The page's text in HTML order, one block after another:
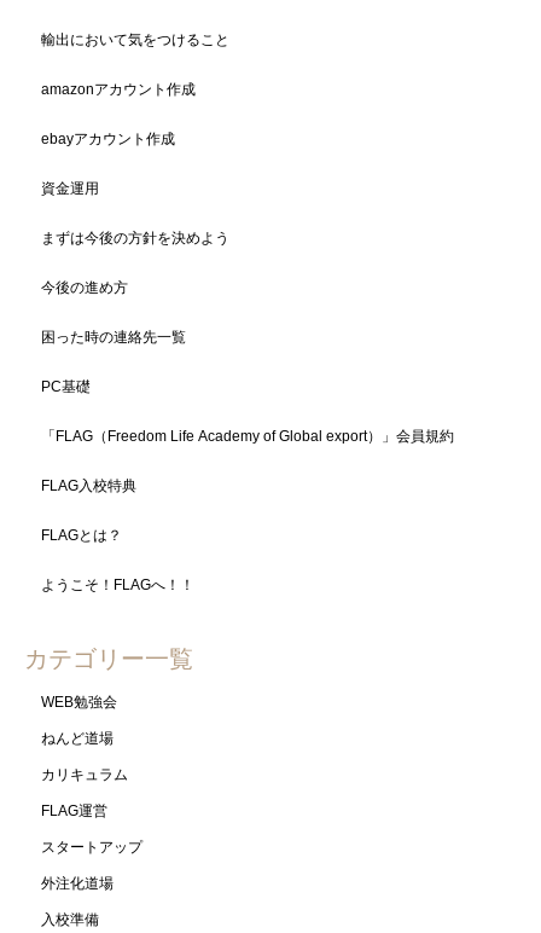
輸出において気をつけること
amazonアカウント作成
ebayアカウント作成
資金運用
まずは今後の方針を決めよう
今後の進め方
困った時の連絡先一覧
PC基礎
「FLAG（Freedom Life Academy of Global export）」会員規約
FLAG入校特典
FLAGとは？
ようこそ！FLAGへ！！
カテゴリー一覧
WEB勉強会
ねんど道場
カリキュラム
FLAG運営
スタートアップ
外注化道場
入校準備